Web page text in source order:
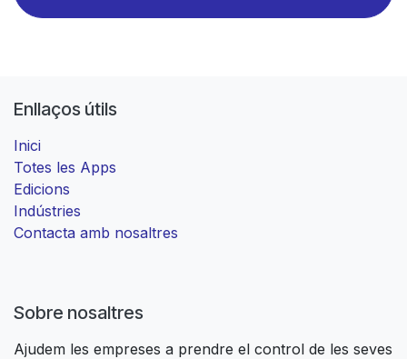
Enllaços útils
Inici
Totes les Apps
Edicions
Indústries
Contacta amb nosaltres
Sobre nosaltres
Ajudem les empreses a prendre el control de les seves